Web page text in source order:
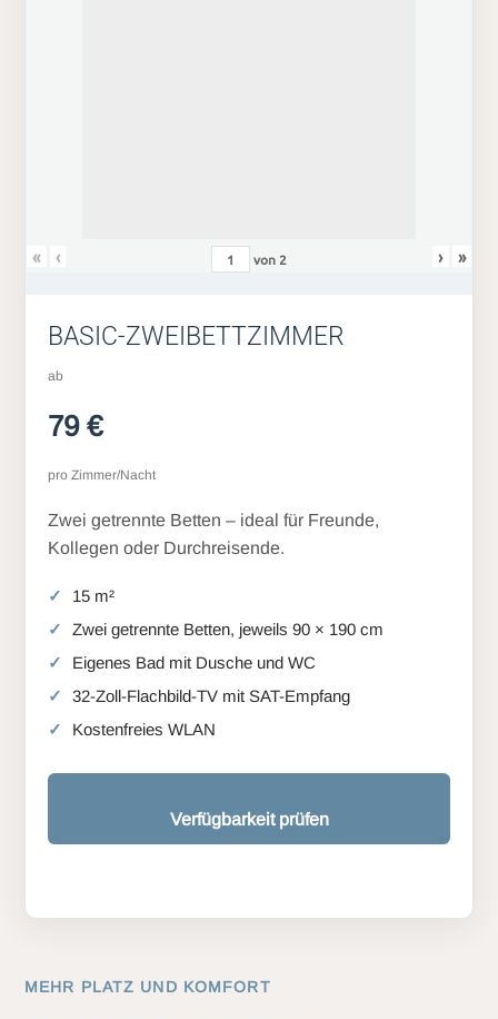
« ‹ von 2 › »
BASIC-ZWEIBETTZIMMER
ab
79 €
pro Zimmer/Nacht
Zwei getrennte Betten – ideal für Freunde,
Kollegen oder Durchreisende.
15 m²
Zwei getrennte Betten, jeweils 90 × 190 cm
Eigenes Bad mit Dusche und WC
32-Zoll-Flachbild-TV mit SAT-Empfang
Kostenfreies WLAN
Verfügbarkeit prüfen
MEHR PLATZ UND KOMFORT